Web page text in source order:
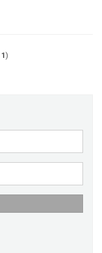
1)